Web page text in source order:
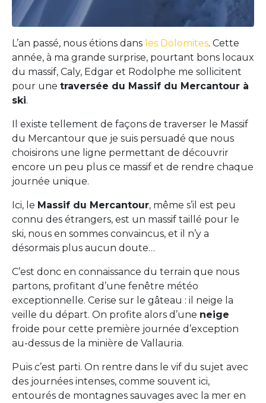
L’an passé, nous étions dans les Dolomites. Cette
année, à ma grande surprise, pourtant bons locaux
du massif, Caly, Edgar et Rodolphe me sollicitent
pour une traversée du Massif du Mercantour à
ski.
Il existe tellement de façons de traverser le Massif
du Mercantour que je suis persuadé que nous
choisirons une ligne permettant de découvrir
encore un peu plus ce massif et de rendre chaque
journée unique.
Ici, le Massif du Mercantour, même s’il est peu
connu des étrangers, est un massif taillé pour le
ski, nous en sommes convaincus, et il n’y a
désormais plus aucun doute…
C’est donc en connaissance du terrain que nous
partons, profitant d’une fenêtre météo
exceptionnelle. Cerise sur le gâteau : il neige la
veille du départ. On profite alors d’une neige
froide pour cette première journée d’exception
au-dessus de la minière de Vallauria.
Puis c’est parti. On rentre dans le vif du sujet avec
des journées intenses, comme souvent ici,
entourés de montagnes sauvages avec la mer en